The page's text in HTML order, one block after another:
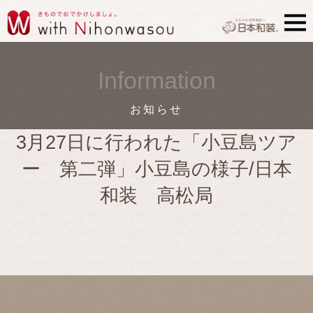
Information
お知らせ
3月27日に行われた「小豆島ツア
ー 第二弾」小豆島の様子/日本
和装 高松局